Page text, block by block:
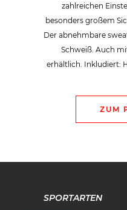
zahlreichen
besonders großem
Der abnehmbare
Schweiß. Auch
erhältlich. Inkludiert:
ZUM
SPORTARTEN